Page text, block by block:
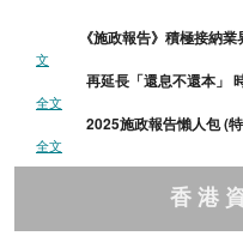
《施政報告
文
再延長「還息不還
全文
2025施政報告懶
全文
香 港